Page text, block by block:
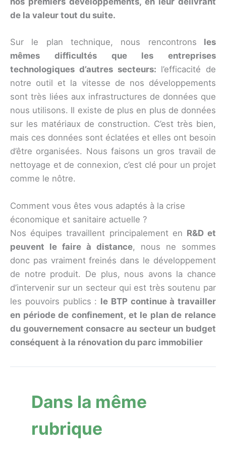
de la valeur tout du suite.
Sur le plan technique, nous rencontrons les
mêmes difficultés que les entreprises
technologiques d’autres secteurs: l’efficacité de
notre outil et la vitesse de nos développements
sont très liées aux infrastructures de données que
nous utilisons. Il existe de plus en plus de données
sur les matériaux de construction. C’est très bien,
mais ces données sont éclatées et elles ont besoin
d’être organisées. Nous faisons un gros travail de
nettoyage et de connexion, c’est clé pour un projet
comme le nôtre.
Comment vous êtes vous adaptés à la crise
économique et sanitaire actuelle ?
Nos équipes travaillent principalement en R&D et
peuvent le faire à distance, nous ne sommes
donc pas vraiment freinés dans le développement
de notre produit. De plus, nous avons la chance
d’intervenir sur un secteur qui est très soutenu par
les pouvoirs publics : le BTP continue à travailler
en période de confinement, et le plan de relance
du gouvernement consacre au secteur un budget
conséquent à la rénovation du parc immobilier
Dans la même
rubrique